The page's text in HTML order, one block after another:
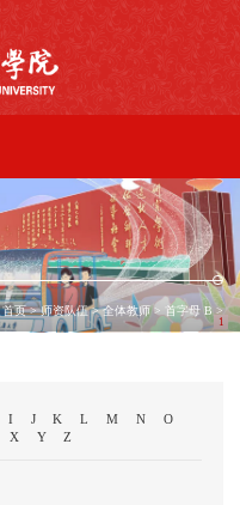
1
首页>师资队伍>全体教师> 首字母 B>
I J K L M N
O
X Y Z